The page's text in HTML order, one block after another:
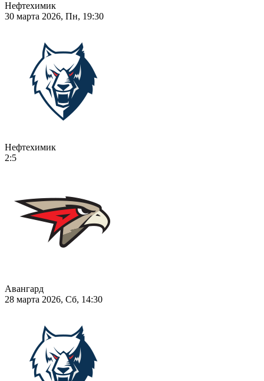
Нефтехимик
30 марта 2026, Пн, 19:30
Нефтехимик
2:5
Авангард
28 марта 2026, Сб, 14:30